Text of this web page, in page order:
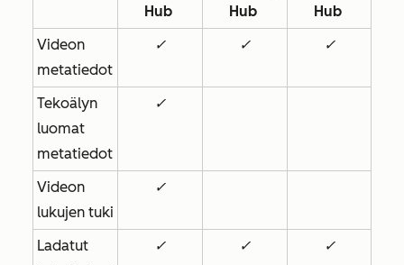
Hub
Hub
Hub
Videon
metatiedot
✓ ✓ ✓
Tekoälyn
luomat
metatiedot
✓
Videon
lukujen tuki
✓
Ladatut
✓ ✓ ✓